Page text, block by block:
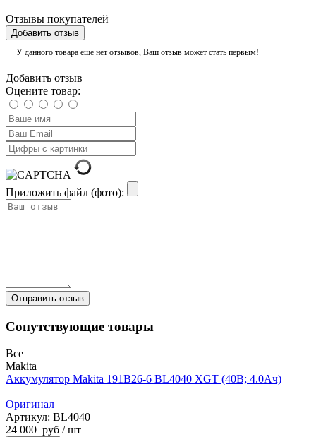
Отзывы покупателей
Добавить отзыв
У данного товара еще нет отзывов, Ваш отзыв может стать первым!
Добавить отзыв
Оцените товар:
Приложить файл (фото):
Сопутствующие товары
Все
Makita
Аккумулятор Makita 191B26-6 BL4040 XGT (40В; 4.0Ач)
Оригинал
Артикул: BL4040
24 000 руб / шт